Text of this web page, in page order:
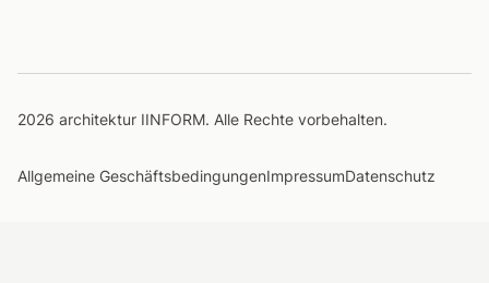
2026 architektur IINFORM. Alle Rechte vorbehalten.
Allgemeine GeschäftsbedingungenImpressumDatenschutz